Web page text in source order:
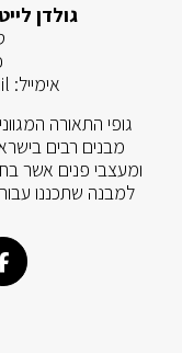
גולדן
אימייל:
גופי התאורה
מבנים רבים
ומעצבי פנים אשר
למבנה שתכננו